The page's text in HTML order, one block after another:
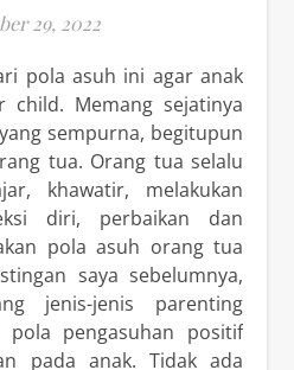
29, 2022
Memang sejatinya
sempurna, begitupun
tua. Orang tua selalu
khawatir, melakukan
diri, perbaikan dan
pola asuh orang tua
saya sebelumnya,
jenis-jenis parenting
pengasuhan positif
pada anak. Tidak ada